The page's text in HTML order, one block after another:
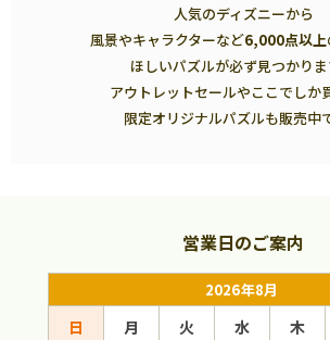
人気のディズニーから
風景やキャラクターなど6,000点以上
ほしいパズルが必ず見つかりま
アウトレットセールやここでしか
限定オリジナルパズルも販売中
営業日のご案内
2026年8月
日 月 火 水 木